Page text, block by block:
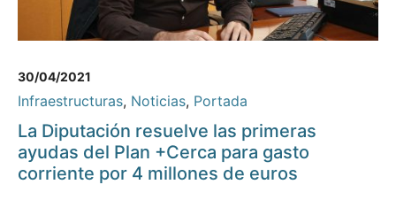
30/04/2021
Infraestructuras, Noticias, Portada
La Diputación resuelve las primeras
ayudas del Plan +Cerca para gasto
corriente por 4 millones de euros